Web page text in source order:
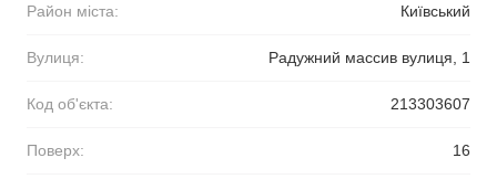
Район міста: Київський
Вулиця: Радужний массив вулиця, 1
Код об'єкта: 213303607
Поверх: 16